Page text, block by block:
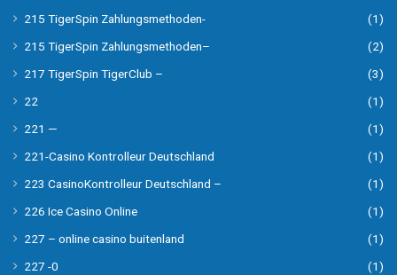
215 TigerSpin Zahlungsmethoden-
(1)
215 TigerSpin Zahlungsmethoden–
(2)
217 TigerSpin TigerClub –
(3)
22
(1)
221 —
(1)
221-Casino Kontrolleur Deutschland
(1)
223 CasinoKontrolleur Deutschland –
(1)
226 Ice Casino Online
(1)
227 – online casino buitenland
(1)
227 -0
(1)